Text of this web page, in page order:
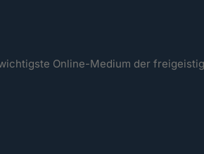
Online-Medium der